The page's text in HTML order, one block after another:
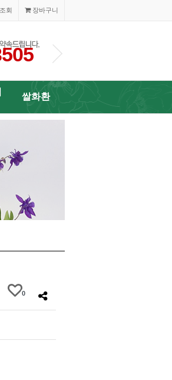
장바구니
회
1668-3505
쌀화환
0